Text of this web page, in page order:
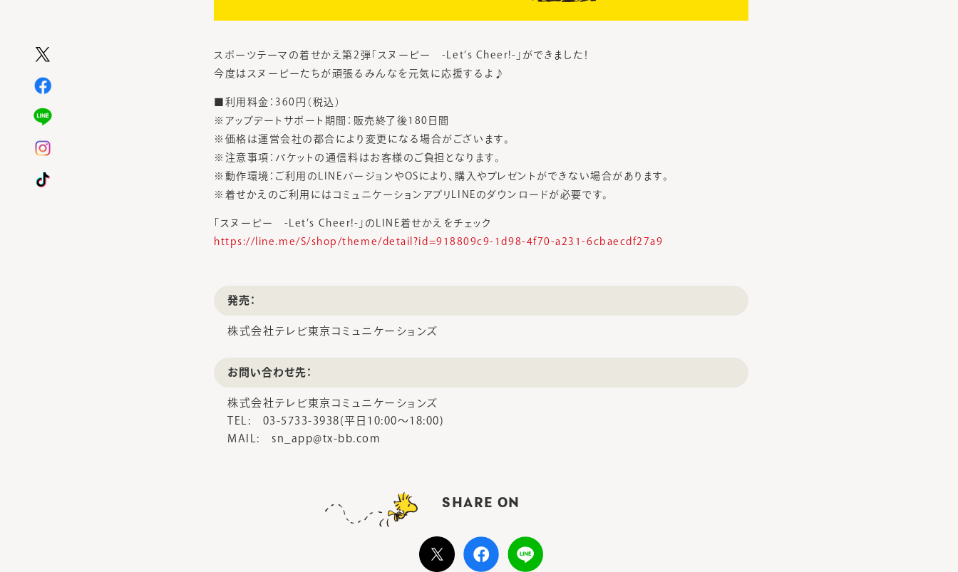
スポーツテーマの着せかえ第2弾「スヌーピー -Let’s Cheer!-」ができました！
今度はスヌーピーたちが頑張るみんなを元気に応援するよ♪
■利用料金：360円（税込）
※アップデートサポート期間：販売終了後180日間
※価格は運営会社の都合により変更になる場合がございます。
※注意事項：パケットの通信料はお客様のご負担となります。
※動作環境：ご利用のLINEバージョンやOSにより、購入やプレゼントができない場合があります。
※着せかえのご利用にはコミュニケーションアプリLINEのダウンロードが必要です。
「スヌーピー -Let’s Cheer!-」のLINE着せかえをチェック
https://line.me/S/shop/theme/detail?id=918809c9-1d98-4f70-a231-6cbaecdf27a9
発売：
株式会社テレビ東京コミュニケーションズ
お問い合わせ先：
株式会社テレビ東京コミュニケーションズ
TEL: 03-5733-3938(平日10:00～18:00)
MAIL: sn_app@tx-bb.com
SHARE ON